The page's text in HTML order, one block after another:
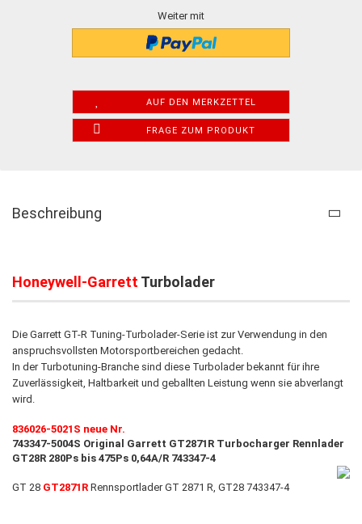
Weiter mit
AUF DEN MERKZETTEL
FRAGE ZUM PRODUKT
Beschreibung
Honeywell-Garrett Turbolader
Die Garrett GT-R Tuning-Turbolader-Serie ist zur Verwendung in den
anspruchsvollsten Motorsportbereichen gedacht.
In der Turbotuning-Branche sind diese Turbolader bekannt für ihre
Zuverlässigkeit, Haltbarkeit und geballten Leistung wenn sie abverlangt
wird.
836026-5021S neue Nr.
743347-5004S Original Garrett GT2871R Turbocharger Rennlader
GT28R 280Ps bis 475Ps 0,64A/R 743347-4
GT 28 GT2871R Rennsportlader GT 2871 R, GT28 743347-4